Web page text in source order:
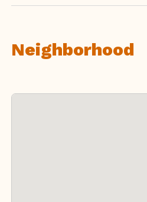
Neighborhood